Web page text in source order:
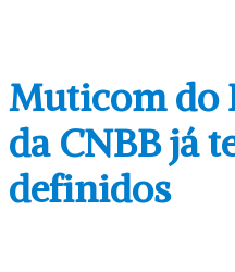
Muticom do
da CNBB já
definidos